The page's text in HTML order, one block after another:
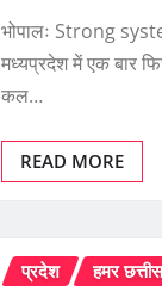
भोपालः Strong
मध्यप्रदेश में एक बार
कल…
READ MORE
प्रदेश हमर